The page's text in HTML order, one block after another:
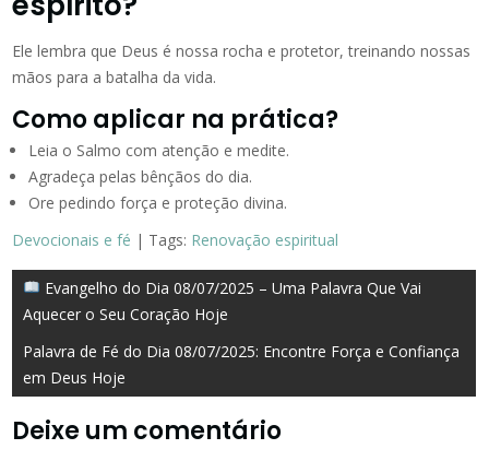
Ele lembra que Deus é nossa rocha e protetor, treinando nossas
mãos para a batalha da vida.
Como aplicar na prática?
Leia o Salmo com atenção e medite.
Agradeça pelas bênçãos do dia.
Ore pedindo força e proteção divina.
Devocionais e fé | Tags: Renovação espiritual
Navegação
de
Post
Evangelho do Dia 08/07/2025 – Uma Palavra Que Vai
Aquecer o Seu Coração Hoje
Palavra de Fé do Dia 08/07/2025: Encontre Força e Confiança
em Deus Hoje
Deixe um comentário